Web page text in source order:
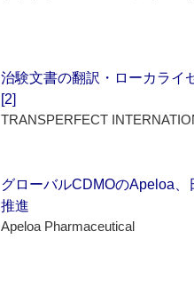
治験文書の翻訳・ローカライ
[2]
TRANSPERFECT
グローバルCDMOのApeloa
推進
Apeloa Pharmaceutical